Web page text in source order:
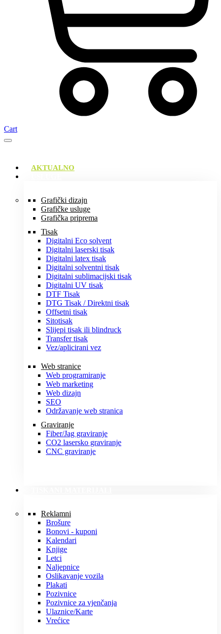
Cart
AKTUALNO
Grafički dizajn
Grafičke usluge
Grafička priprema
Tisak
Digitalni Eco solvent
Digitalni laserski tisak
Digitalni latex tisak
Digitalni solventni tisak
Digitalni sublimacijski tisak
Digitalni UV tisak
DTF Tisak
DTG Tisak / Direktni tisak
Offsetni tisak
Sitotisak
Slijepi tisak ili blindruck
Transfer tisak
Vez/aplicirani vez
Web stranice
Web programiranje
Web marketing
Web dizajn
SEO
Održavanje web stranica
Graviranje
Fiber/Jag graviranje
CO2 lasersko graviranje
CNC graviranje
Reklamni
Brošure
Bonovi - kuponi
Kalendari
Knjige
Letci
Naljepnice
Oslikavanje vozila
Plakati
Pozivnice
Pozivnice za vjenčanja
Ulaznice/Karte
Vrećice